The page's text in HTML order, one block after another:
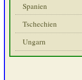
Spanien
Tschechien
Ungarn